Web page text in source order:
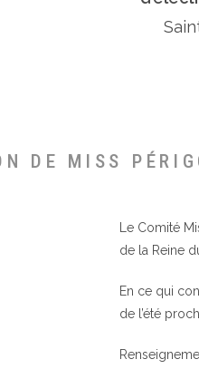
DE MISS
Le Comité
de la Reine
En ce qui
de l’été